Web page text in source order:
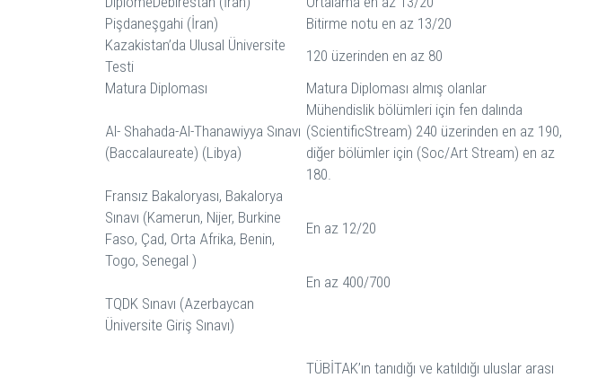
Pişdaneşgahi (İran)
Bitirme notu en az 13/20
Kazakistan’da Ulusal Üniversite
Testi
120 üzerinden en az 80
Matura Diploması
Matura Diploması almış olanlar
Al- Shahada-Al-Thanawiyya Sınavı
(Baccalaureate) (Libya)
Mühendislik bölümleri için fen dalında
(ScientificStream) 240 üzerinden en az 190,
diğer bölümler için (Soc/Art Stream) en az
180.
Fransız Bakaloryası, Bakalorya
Sınavı (Kamerun, Nijer, Burkine
Faso, Çad, Orta Afrika, Benin,
Togo, Senegal )
En az 12/20
TQDK Sınavı (Azerbaycan
Üniversite Giriş Sınavı)
En az 400/700
TÜBİTAK’ın tanıdığı ve katıldığı uluslar arası